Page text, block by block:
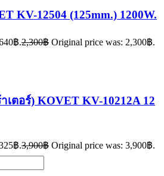
KV-12504 (125mm.) 1200W.
฿.2,300฿ Original price was: 2,300฿.
าเตอร์) KOVET KV-10212A 12
฿.3,900฿ Original price was: 3,900฿.